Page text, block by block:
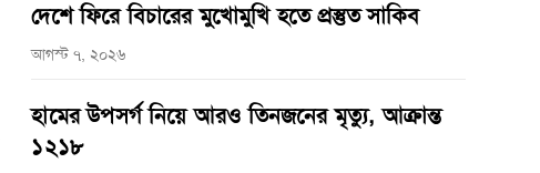
দেশে ফিরে বিচারের মুখোমুখি হতে প্রস্তুত সাকিব
আগস্ট ৭, ২০২৬
হামের উপসর্গ নিয়ে আরও তিনজনের মৃত্যু, আক্রান্ত
১২১৮